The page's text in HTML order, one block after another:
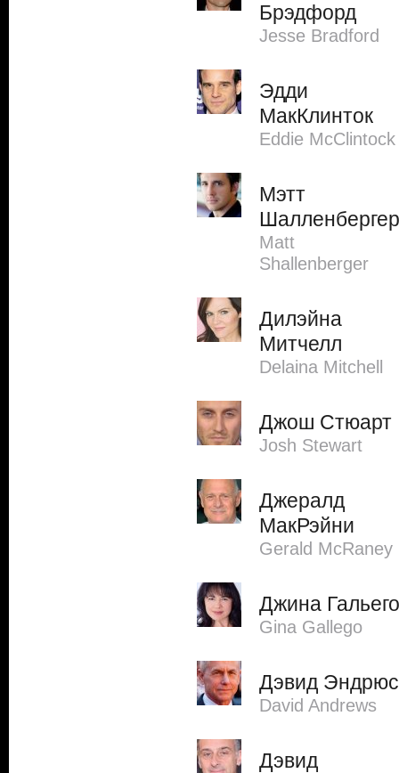
Брэдфорд
Jesse Bradford
Эдди
МакКлинток
Eddie McClintock
Мэтт
Шалленбергер
Matt
Shallenberger
Дилэйна
Митчелл
Delaina Mitchell
Джош Стюарт
Josh Stewart
Джералд
МакРэйни
Gerald McRaney
Джина Гальего
Gina Gallego
Дэвид Эндрюс
David Andrews
Дэвид